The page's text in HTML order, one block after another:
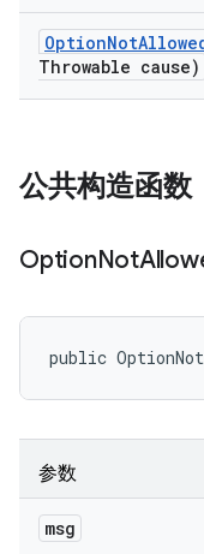
OptionNot
Throwable cause)
公共构造函数
OptionNot
public
参数
msg